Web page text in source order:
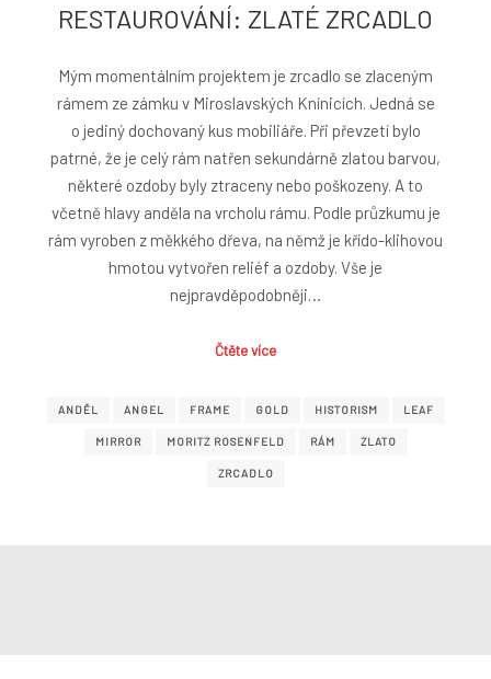
RESTAUROVÁNÍ: ZLATÉ ZRCADLO
Mým momentálním projektem je zrcadlo se zlaceným
rámem ze zámku v Miroslavských Knínicích. Jedná se
o jediný dochovaný kus mobiliáře. Při převzetí bylo
patrné, že je celý rám natřen sekundárně zlatou barvou,
některé ozdoby byly ztraceny nebo poškozeny. A to
včetně hlavy anděla na vrcholu rámu. Podle průzkumu je
rám vyroben z měkkého dřeva, na němž je křído-klihovou
hmotou vytvořen reliéf a ozdoby. Vše je
nejpravděpodobněji…
Čtěte více
ANDĚL ANGEL FRAME GOLD HISTORISM LEAF
MIRROR MORITZ ROSENFELD RÁM ZLATO
ZRCADLO